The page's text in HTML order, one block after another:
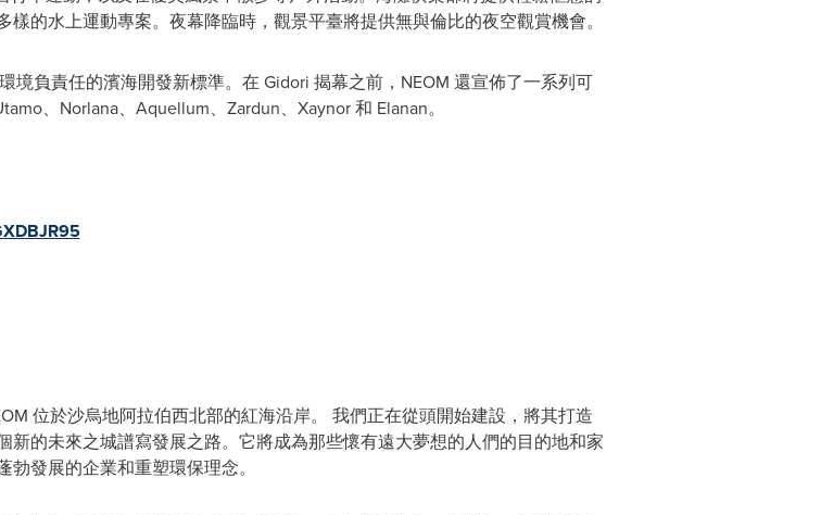
的水上運動專案。夜幕降臨時，觀景平臺將提供無與倫比的夜空觀賞機會。
境負責任的濱海開發新標準。在 Gidori 揭幕之前，NEOM 還宣佈了一系列可
、Norlana、Aquellum、Zardun、Xaynor 和 Elanan。
位於沙烏地阿拉伯西北部的紅海沿岸。 我們正在從頭開始建設，將其打造
的未來之城譜寫發展之路。它將成為那些懷有遠大夢想的人們的目的地和家
發展的企業和重塑環保理念。